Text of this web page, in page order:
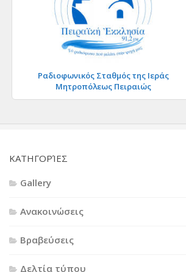
Ραδιοφωνικός Σταθμός της Ιεράς
Μητροπόλεως Πειραιώς
KΑΤΗΓΟΡΊΕΣ
Gallery
Ανακοινώσεις
Βραβεύσεις
Δελτία τύπου